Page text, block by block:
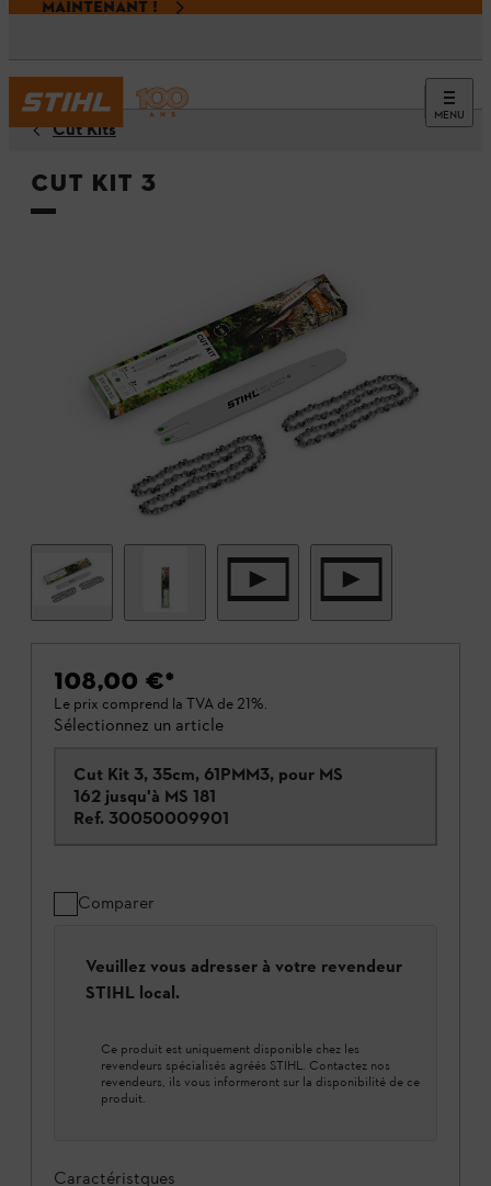
MAINTENANT !
MENU
Cut Kits
Cut Kit 3
108,00 €*
Le prix comprend la TVA de 21%.
Sélectionnez un article
Cut Kit 3, 35cm, 61PMM3, pour MS
162 jusqu'à MS 181
Ref. 30050009901
Comparer
Veuillez vous adresser à votre revendeur
STIHL local.
Ce produit est uniquement disponible chez les
revendeurs spécialisés agréés STIHL. Contactez nos
revendeurs, ils vous informeront sur la disponibilité de ce
produit.
Caractéristques